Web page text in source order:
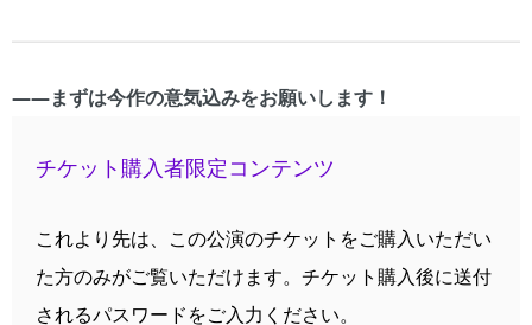
――まずは今作の意気込みをお願いします！
チケット購入者限定コンテンツ
これより先は、この公演のチケットをご購入いただい
た方のみがご覧いただけます。チケット購入後に送付
されるパスワードをご入力ください。